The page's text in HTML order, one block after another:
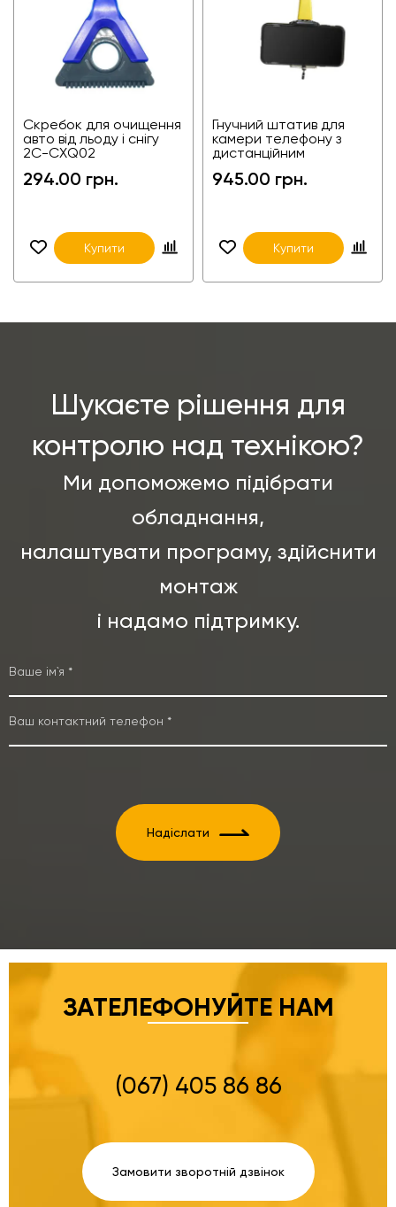
Скребок для очищення
авто від льоду і снігу
2C-CXQ02
294.00 грн.
Купити
Гнучний штатив для
камери телефону з
дистанційним
Bluetooth 2С-GP103E
945.00 грн.
Купити
Шукаєте рішення для
контролю над технікою?
Ми допоможемо підібрати
обладнання,
налаштувати програму, здійснити
монтаж
і надамо підтримку.
Надіслати
ЗАТЕЛЕФОНУЙТЕ НАМ
(067) 405 86 86
Замовити зворотній дзвінок